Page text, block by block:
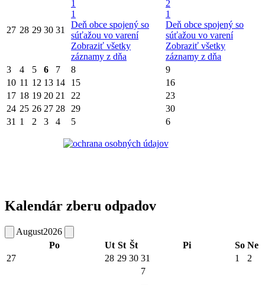
27 28 29 30 31
1
1
Deň obce spojený so
súťažou vo varení
Zobraziť všetky
záznamy z dňa
2
1
Deň obce spojený so
súťažou vo varení
Zobraziť všetky
záznamy z dňa
3
4 5 6 7 8
9
10 11 12 13 14 15
16
17 18 19 20 21 22
23
24 25 26 27 28 29
30
31 1 2 3 4 5 6
Kalendár zberu odpadov
August2026
Po
Ut St Št Pi So Ne
27
28 29 30 31 1 2
7